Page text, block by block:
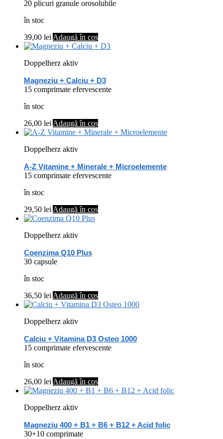
20 plicuri granule orosolubile
în stoc
39,00 lei Adaugă în coș
Doppelherz aktiv
Magneziu + Calciu + D3
15 comprimate efervescente
în stoc
26,00 lei Adaugă în coș
Doppelherz aktiv
A-Z Vitamine + Minerale + Microelemente
15 comprimate efervescente
în stoc
29,50 lei Adaugă în coș
Doppelherz aktiv
Coenzima Q10 Plus
30 capsule
în stoc
36,50 lei Adaugă în coș
Doppelherz aktiv
Calciu + Vitamina D3 Osteo 1000
15 comprimate efervescente
în stoc
26,00 lei Adaugă în coș
Doppelherz aktiv
Magneziu 400 + B1 + B6 + B12 + Acid folic
30+10 comprimate